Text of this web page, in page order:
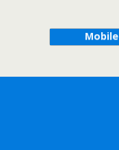
Mobile